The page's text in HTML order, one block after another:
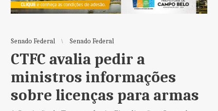
Senado Federal Senado Federal
CTFC avalia pedir a
ministros informações
sobre licenças para armas